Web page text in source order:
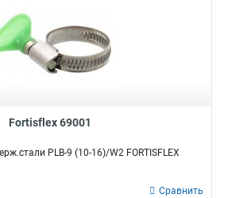
Fortisflex 69001
PLB-9 (10-16)/W2 FORTISFLEX
Сравнить